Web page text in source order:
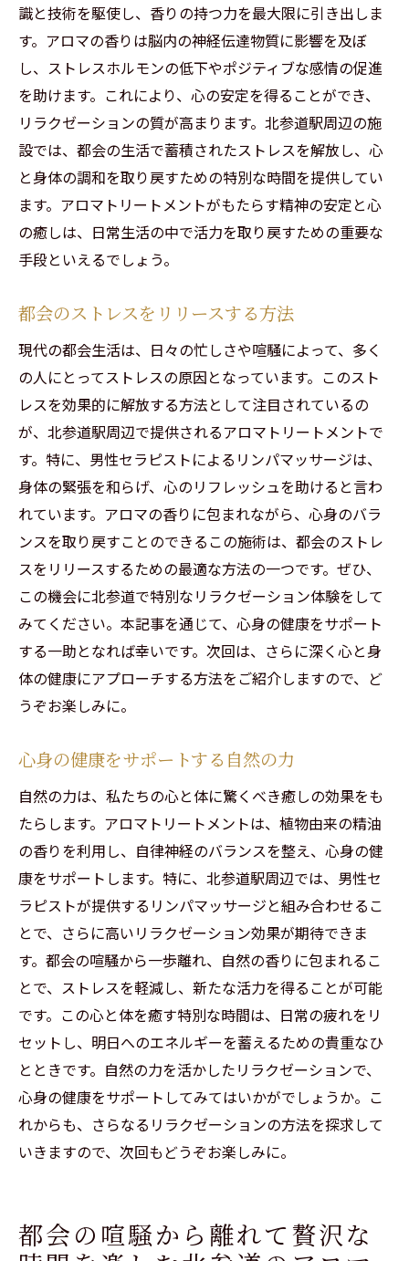
識と技術を駆使し、香りの持つ力を最大限に引き出しま
す。アロマの香りは脳内の神経伝達物質に影響を及ぼ
し、ストレスホルモンの低下やポジティブな感情の促進
を助けます。これにより、心の安定を得ることができ、
リラクゼーションの質が高まります。北参道駅周辺の施
設では、都会の生活で蓄積されたストレスを解放し、心
と身体の調和を取り戻すための特別な時間を提供してい
ます。アロマトリートメントがもたらす精神の安定と心
の癒しは、日常生活の中で活力を取り戻すための重要な
手段といえるでしょう。
都会のストレスをリリースする方法
現代の都会生活は、日々の忙しさや喧騒によって、多く
の人にとってストレスの原因となっています。このスト
レスを効果的に解放する方法として注目されているの
が、北参道駅周辺で提供されるアロマトリートメントで
す。特に、男性セラピストによるリンパマッサージは、
身体の緊張を和らげ、心のリフレッシュを助けると言わ
れています。アロマの香りに包まれながら、心身のバラ
ンスを取り戻すことのできるこの施術は、都会のストレ
スをリリースするための最適な方法の一つです。ぜひ、
この機会に北参道で特別なリラクゼーション体験をして
みてください。本記事を通じて、心身の健康をサポート
する一助となれば幸いです。次回は、さらに深く心と身
体の健康にアプローチする方法をご紹介しますので、ど
うぞお楽しみに。
心身の健康をサポートする自然の力
自然の力は、私たちの心と体に驚くべき癒しの効果をも
たらします。アロマトリートメントは、植物由来の精油
の香りを利用し、自律神経のバランスを整え、心身の健
康をサポートします。特に、北参道駅周辺では、男性セ
ラピストが提供するリンパマッサージと組み合わせるこ
とで、さらに高いリラクゼーション効果が期待できま
す。都会の喧騒から一歩離れ、自然の香りに包まれるこ
とで、ストレスを軽減し、新たな活力を得ることが可能
です。この心と体を癒す特別な時間は、日常の疲れをリ
セットし、明日へのエネルギーを蓄えるための貴重なひ
とときです。自然の力を活かしたリラクゼーションで、
心身の健康をサポートしてみてはいかがでしょうか。こ
れからも、さらなるリラクゼーションの方法を探求して
いきますので、次回もどうぞお楽しみに。
都会の喧騒から離れて贅沢な